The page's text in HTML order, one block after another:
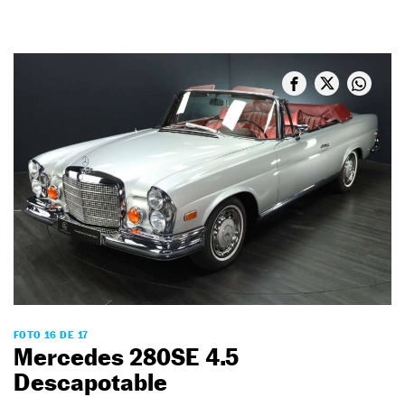
FOTO 16 DE 17
Mercedes 280SE 4.5
Descapotable